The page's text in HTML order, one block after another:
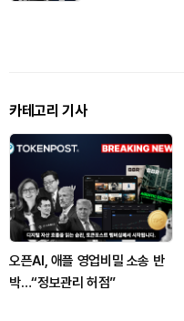
카테고리 기사
오픈AI, 애플 영업비밀 소송 반
박…“정보관리 허점”